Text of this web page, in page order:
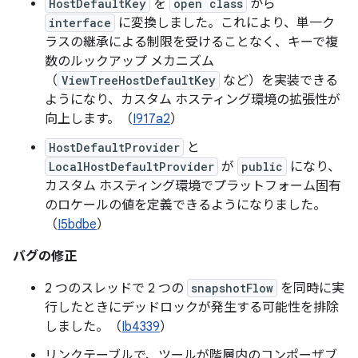
HostDefaultKey を open class から
interface
に変換しました。これにより、単一ク
ラスの継承による制限を受けることなく、キーで複
数のルックアップ メカニズム
（ ViewTreeHostDefaultKey など）を実装できる
ようになり、カスタム ホスティング環境の拡張性が
向上します。（I917a2）
HostDefaultProvider と
LocalHostDefaultProvider が public
になり、
カスタム ホスティング環境でプラットフォーム固有
のロケールの値を定義できるようになりました。
（I5bdbe）
バグの修正
2 つのスレッドで 2 つの snapshotFlow を同時に実
行したときにデッドロックが発生する可能性を排除
しました。（Ib4339）